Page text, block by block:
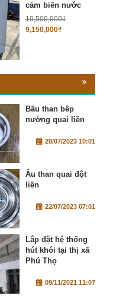
cảm biến nước
10,500,000₫
9,150,000₫
Bầu than bếp
nướng quai liền
28/07/2023 10:01
Âu than quai đột
liền
22/07/2023 07:01
Lắp đặt hệ thống
hút khói tại thị xã
Phú Thọ
09/11/2021 11:07